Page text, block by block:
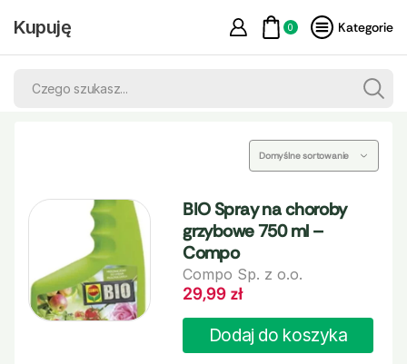
Kupuję 0 Kategorie
BIO Spray na choroby
grzybowe 750 ml –
Compo
Compo Sp. z o.o.
29,99zł
Dodaj do koszyka